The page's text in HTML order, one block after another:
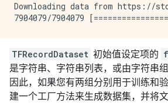
Downloading data from https://
TFRecordDataset 初始值设定项的
是字符串、字符串列表，或由字符串
因此，如果您有两组分别用于训练和
建一个工厂方法来生成数据集，并将